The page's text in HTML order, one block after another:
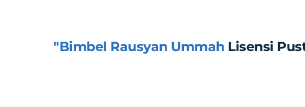
"Bimbel Rausyan Ummah Lisensi